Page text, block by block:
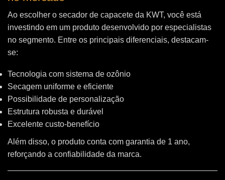
Ao escolher o secador de capacete da KWT, você está
investindo em um produto desenvolvido por especialistas
no segmento. Entre os principais diferenciais, destacam-
se:
Tecnologia com sistema de ozônio
Secagem uniforme e eficiente
Possibilidade de personalização
Estrutura robusta e durável
Excelente custo-benefício
Além disso, o produto conta com garantia de 1 ano,
reforçando a confiabilidade da marca.